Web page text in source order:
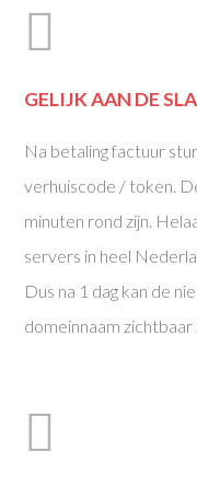
GELIJK AAN DE
Na betaling factuur
verhuiscode / token.
minuten rond zijn.
servers in heel
Dus na 1 dag kan de
domeinnaam